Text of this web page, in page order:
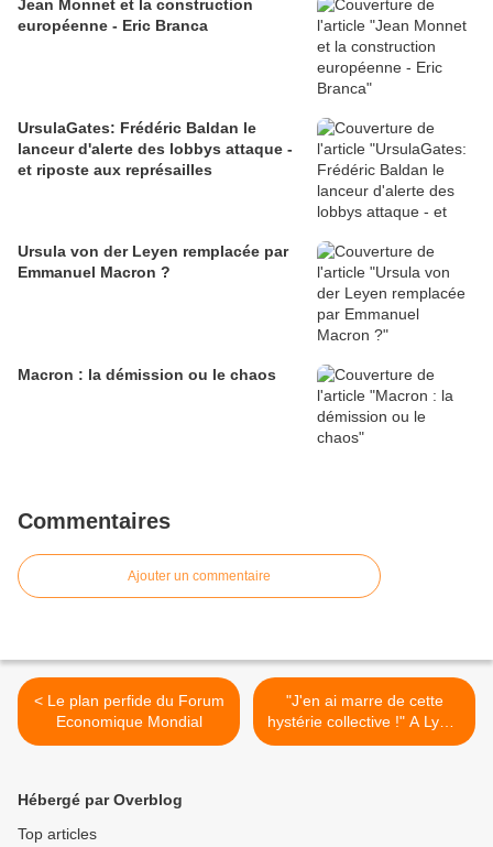
Jean Monnet et la construction
européenne - Eric Branca
UrsulaGates: Frédéric Baldan le
lanceur d'alerte des lobbys attaque -
et riposte aux représailles
Ursula von der Leyen remplacée par
Emmanuel Macron ?
Macron : la démission ou le chaos
Commentaires
Ajouter un commentaire
< Le plan perfide du Forum
Economique Mondial
"J'en ai marre de cette
hystérie collective !" A Lyon,
un médecin refuse les
Hébergé par Overblog
Top articles